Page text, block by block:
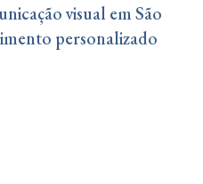
visual em São
personalizado